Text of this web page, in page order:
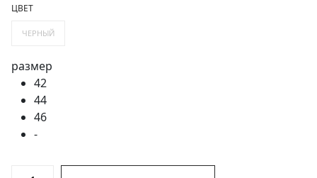
ЦВЕТ
ЧЕРНЫЙ
размер
42
44
46
-